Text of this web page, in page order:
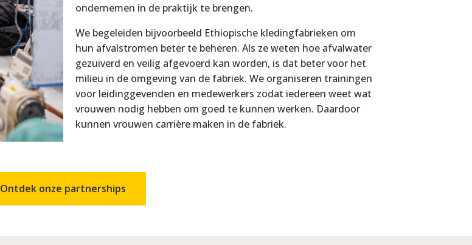
ondernemen in de praktijk te brengen.
We begeleiden bijvoorbeeld Ethiopische kledingfabrieken om
hun afvalstromen beter te beheren. Als ze weten hoe afvalwater
gezuiverd en veilig afgevoerd kan worden, is dat beter voor het
milieu in de omgeving van de fabriek. We organiseren trainingen
voor leidinggevenden en medewerkers zodat iedereen weet wat
vrouwen nodig hebben om goed te kunnen werken. Daardoor
kunnen vrouwen carrière maken in de fabriek.
Ontdek onze partnerships